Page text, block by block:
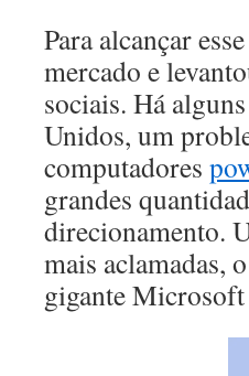
Para alcançar
mercado e
sociais. Há
Unidos, um
computadores
grandes
direcionamento.
mais aclamadas,
gigante Microsoft